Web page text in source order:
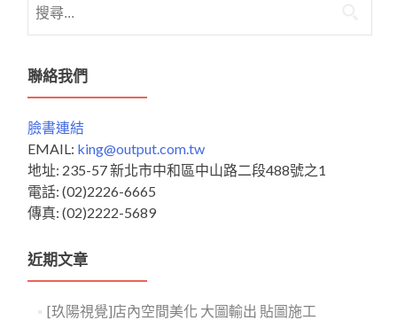
尋
鍵
字:
聯絡我們
臉書連結
EMAIL: king@output.com.tw
地址: 235-57 新北市中和區中山路二段488號之1
電話: (02)2226-6665
傳真: (02)2222-5689
近期文章
[玖陽視覺]店內空間美化 大圖輸出 貼圖施工